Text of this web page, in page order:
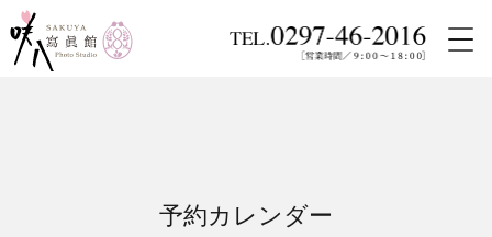
予約カレンダー